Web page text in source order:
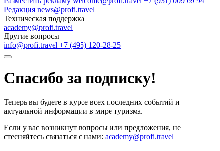
Редакция news@profi.travel
Техническая поддержка
academy@profi.travel
Другие вопросы
info@profi.travel +7 (495) 120-28-25
Спасибо за подписку!
Теперь вы будете в курсе всех последних событий и
актуальной информации в мире туризма.
Если у вас возникнут вопросы или предложения, не
стесняйтесь связаться с нами: academy@profi.travel